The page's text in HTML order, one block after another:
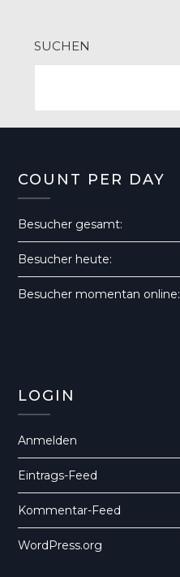
SUCHEN
COUNT PER DAY
Besucher gesamt:
Besucher heute:
Besucher momentan online:
LOGIN
Anmelden
Eintrags-Feed
Kommentar-Feed
WordPress.org